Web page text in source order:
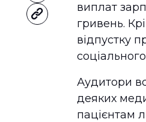
виплат
гривень.
відпустку
Аудитори
деяких
пацієнтам